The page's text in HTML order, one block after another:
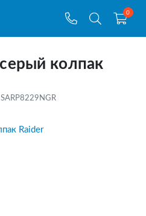
0
колпак